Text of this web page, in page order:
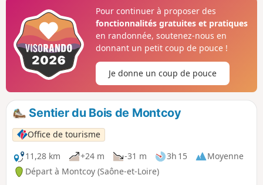
composent le paysage et ses diverses formes de vie. Des
énigmes sont proposées à chaque totem.
Pour continuer à proposer des
fonctionnalités gratuites et pratiques
en randonnée, soutenez-nous en
donnant un petit coup de pouce !
Je donne un coup de pouce
Sentier du Bois de Montcoy
Office de tourisme
11,28 km
+24 m -31 m 3h 15
Moyenne
Départ à Montcoy (Saône-et-Loire)